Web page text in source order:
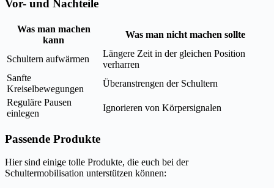
Vor- und Nachteile
Was man machen
kann
Was man nicht machen sollte
Schultern aufwärmen
Längere Zeit in der gleichen Position
verharren
Sanfte
Kreiselbewegungen
Überanstrengen der Schultern
Reguläre Pausen
einlegen
Ignorieren von Körpersignalen
Passende Produkte
Hier sind einige tolle Produkte, die euch bei der
Schultermobilisation unterstützen können: